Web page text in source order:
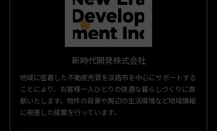
新時代開発株式会社
地域に密着した不動産売買を淡路市を中心にサポートする
ことにより、お客様一人ひとりの快適な暮らしづくりに貢
献いたします。物件の背景や周辺の生活環境など地域情報
に根差した提案を行っています。